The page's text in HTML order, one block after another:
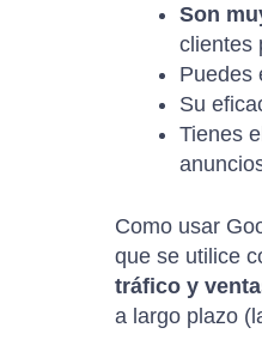
Son
clientes
Puedes
Su
Tienes
Como usar
que se utilice
tráfico y
a largo plazo